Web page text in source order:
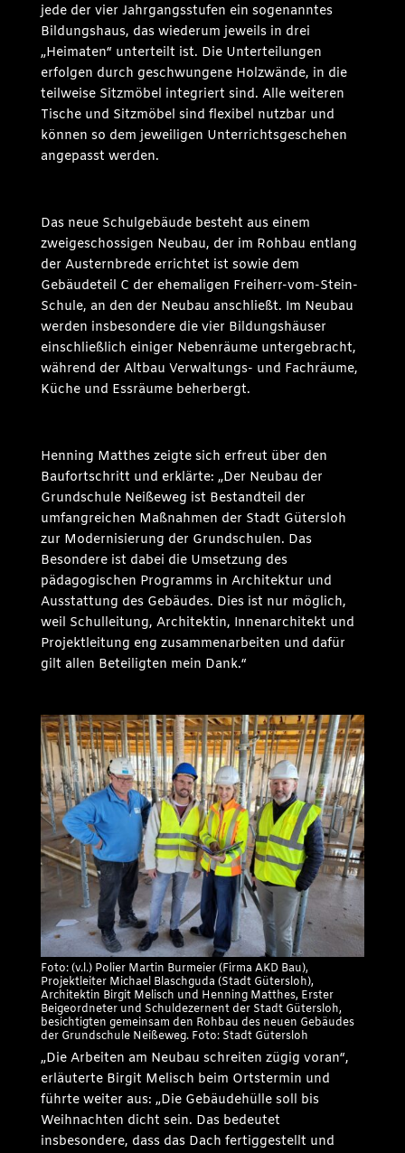
jede der vier Jahrgangsstufen ein sogenanntes
Bildungshaus, das wiederum jeweils in drei
„Heimaten“ unterteilt ist. Die Unterteilungen
erfolgen durch geschwungene Holzwände, in die
teilweise Sitzmöbel integriert sind. Alle weiteren
Tische und Sitzmöbel sind flexibel nutzbar und
können so dem jeweiligen Unterrichtsgeschehen
angepasst werden.
Das neue Schulgebäude besteht aus einem
zweigeschossigen Neubau, der im Rohbau entlang
der Austernbrede errichtet ist sowie dem
Gebäudeteil C der ehemaligen Freiherr-vom-Stein-
Schule, an den der Neubau anschließt. Im Neubau
werden insbesondere die vier Bildungshäuser
einschließlich einiger Nebenräume untergebracht,
während der Altbau Verwaltungs- und Fachräume,
Küche und Essräume beherbergt.
Henning Matthes zeigte sich erfreut über den
Baufortschritt und erklärte: „Der Neubau der
Grundschule Neißeweg ist Bestandteil der
umfangreichen Maßnahmen der Stadt Gütersloh
zur Modernisierung der Grundschulen. Das
Besondere ist dabei die Umsetzung des
pädagogischen Programms in Architektur und
Ausstattung des Gebäudes. Dies ist nur möglich,
weil Schulleitung, Architektin, Innenarchitekt und
Projektleitung eng zusammenarbeiten und dafür
gilt allen Beteiligten mein Dank.“
Foto: (v.l.) Polier Martin Burmeier (Firma AKD Bau),
Projektleiter Michael Blaschguda (Stadt Gütersloh),
Architektin Birgit Melisch und Henning Matthes, Erster
Beigeordneter und Schuldezernent der Stadt Gütersloh,
besichtigten gemeinsam den Rohbau des neuen Gebäudes
der Grundschule Neißeweg. Foto: Stadt Gütersloh
„Die Arbeiten am Neubau schreiten zügig voran“,
erläuterte Birgit Melisch beim Ortstermin und
führte weiter aus: „Die Gebäudehülle soll bis
Weihnachten dicht sein. Das bedeutet
insbesondere, dass das Dach fertiggestellt und